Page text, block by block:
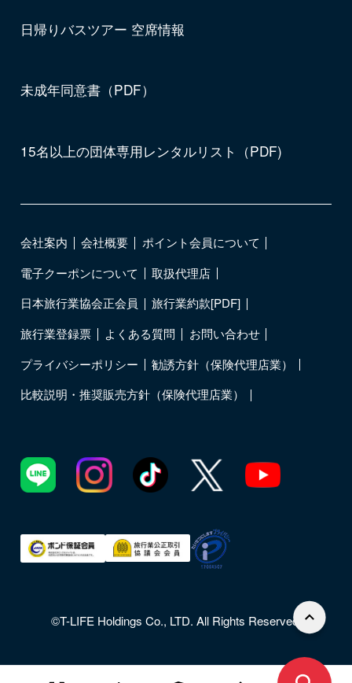
日帰りバスツアー 空席情報
未成年同意書（PDF）
15名以上の団体専用レンタルリスト（PDF)
会社案内 会社概要
ポイント会員について
電子クーポンについて
取扱代理店
日本旅行業協会正会員
旅行業約款[PDF]
旅行業登録票
よくある質問
お問い合わせ
プライバシーポリシー
勧誘方針（保険代理店業）
比較説明・推奨販売方針（保険代理店業）
©T-LIFE Holdings Co., LTD. All Rights Reserved.